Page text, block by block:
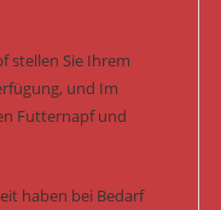
stellen Sie Ihrem
und Im
Futternapf und
haben bei Bedarf